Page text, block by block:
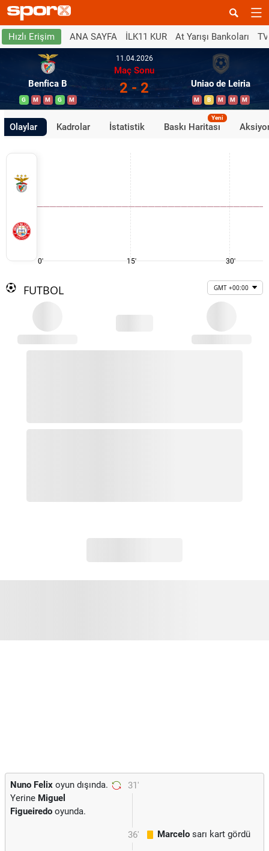
Hızlı Erişim ANA SAYFA İLK11 KUR At Yarışı Bankoları
Benfica B
G M M G M
11.04.2026
Maç Sonu
2 - 2 Uniao de Leiria
M B M M M
Olaylar Kadrolar İstatistik Baskı Haritası
Yeni
0' 15' 30'
FUTBOL GMT +00:00
31'
Nuno Felix oyun dışında.
Yerine Miguel
Figueiredo oyunda.
36' Marcelo sarı kart gördü